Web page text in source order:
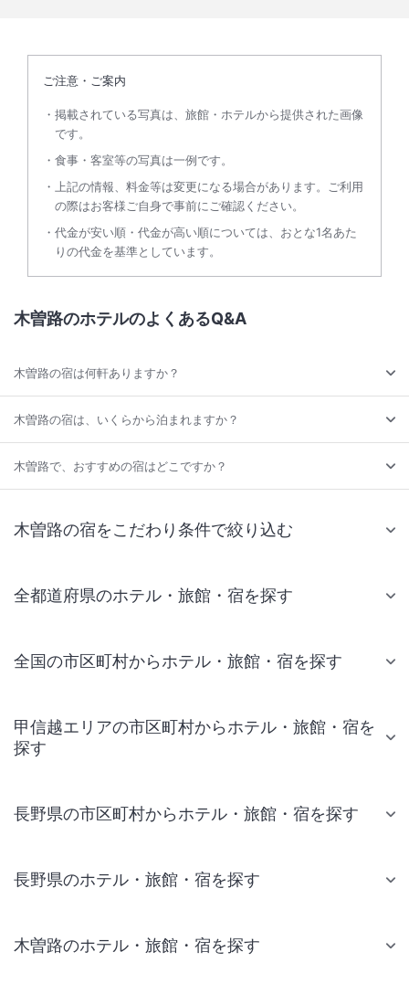
ご注意・ご案内
掲載されている写真は、旅館・ホテルから提供された画像
です。
食事・客室等の写真は一例です。
上記の情報、料金等は変更になる場合があります。ご利用
の際はお客様ご自身で事前にご確認ください。
代金が安い順・代金が高い順については、おとな1名あた
りの代金を基準としています。
木曽路のホテルのよくあるQ&A
木曽路の宿は何軒ありますか？
木曽路の宿は、いくらから泊まれますか？
木曽路で、おすすめの宿はどこですか？
木曽路の宿をこだわり条件で絞り込む
全都道府県のホテル・旅館・宿を探す
全国の市区町村からホテル・旅館・宿を探す
甲信越エリアの市区町村からホテル・旅館・宿を
探す
長野県の市区町村からホテル・旅館・宿を探す
長野県のホテル・旅館・宿を探す
木曽路のホテル・旅館・宿を探す